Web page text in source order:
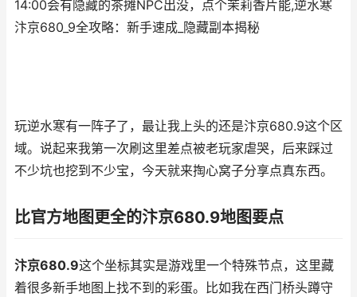
14:00会有隐藏的茶摊NPC出没，点个茉莉香片能,逆水寒
汴京680_9全攻略：新手速成_隐藏副本揭秘
玩逆水寒有一阵子了，最让我上头的还是汴京680.9这个区
域。说起来我第一次刷这里差点被老玩家虐哭，后来踩过
不少坑也挖到不少宝，今天就来掏心窝子分享点真东西。
比官方地图更全的汴京680.9地图要点
汴京680.9这个坐标其实是游戏里一个特殊节点，这里藏
着很多新手地图上找不到的彩蛋。比如我在西门桥头蹲守